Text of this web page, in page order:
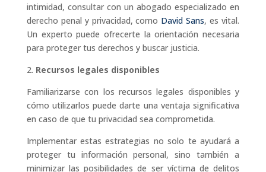
intimidad, consultar con un abogado especializado en
derecho penal y privacidad, como David Sans, es vital.
Un experto puede ofrecerte la orientación necesaria
para proteger tus derechos y buscar justicia.
2. Recursos legales disponibles
Familiarizarse con los recursos legales disponibles y
cómo utilizarlos puede darte una ventaja significativa
en caso de que tu privacidad sea comprometida.
Implementar estas estrategias no solo te ayudará a
proteger tu información personal, sino también a
minimizar las posibilidades de ser víctima de delitos